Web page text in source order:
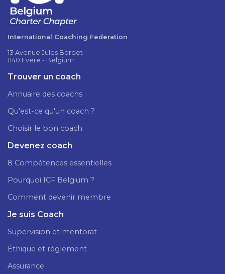
International Coaching Federation
13 Avenue Jules Bordet
1140 Evere - Belgium
Trouver un coach
Annuaire des coachs
Qu'est-ce qu'un coach ?
Choisir le bon coach
Devenez coach
8 Compétences essentielles
Pourquoi ICF Belgium ?
Comment devenir membre
Je suis Coach
Supervision et mentorat
Éthique et réglement
Assurance